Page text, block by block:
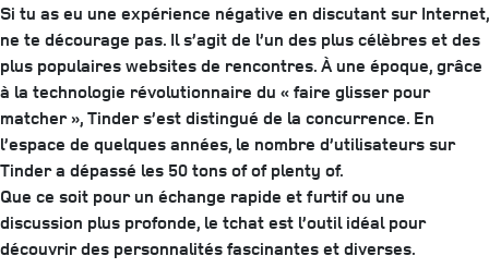
Si tu as eu une expérience négative en discutant sur Internet,
ne te décourage pas. Il s’agit de l’un des plus célèbres et des
plus populaires websites de rencontres. À une époque, grâce
à la technologie révolutionnaire du « faire glisser pour
matcher », Tinder s’est distingué de la concurrence. En
l’espace de quelques années, le nombre d’utilisateurs sur
Tinder a dépassé les 50 tons of of plenty of.
Que ce soit pour un échange rapide et furtif ou une
discussion plus profonde, le tchat est l’outil idéal pour
découvrir des personnalités fascinantes et diverses.